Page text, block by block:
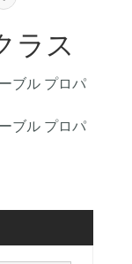
ラス
ブル プロパ
ブル プロパ